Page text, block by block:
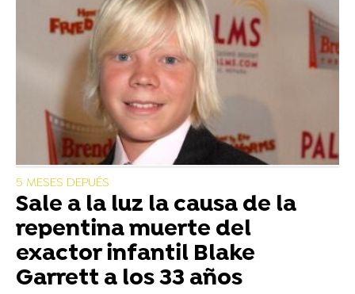
5 MESES DEPUÉS
Sale a la luz la causa de la
repentina muerte del
exactor infantil Blake
Garrett a los 33 años